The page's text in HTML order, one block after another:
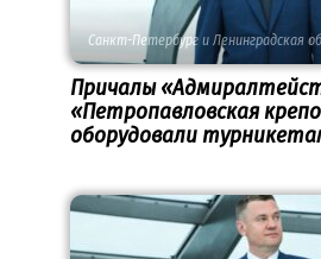
Санкт-Петербург и Ленинградская
Причалы
«Петропавловская
оборудовали